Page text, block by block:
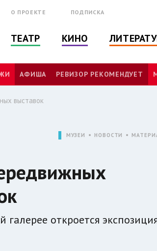
О ПРОЕКТЕ ПОДПИСКА
ТЕАТР КИНО
АФИША РЕВИЗОР РЕКОМЕНДУЕТ
выставок
МУЗЕИ НОВОСТИ
галерее откроется